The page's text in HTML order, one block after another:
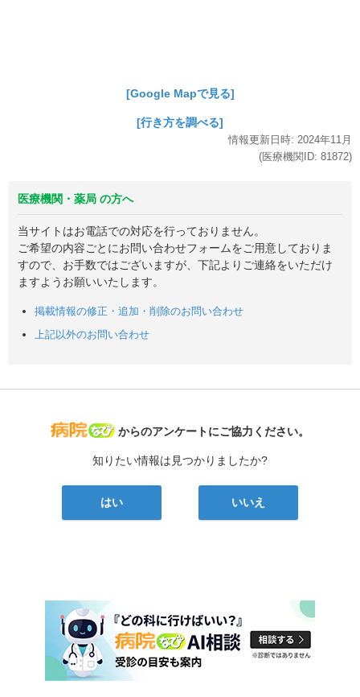
[Google Mapで見る]
[行き方を調べる]
情報更新日時: 2024年11月
(医療機関ID: 81872)
医療機関・薬局 の方へ
当サイトはお電話での対応を行っておりません。
ご希望の内容ごとにお問い合わせフォームをご用意しておりま
すので、お手数ではございますが、下記よりご連絡をいただけ
ますようお願いいたします。
掲載情報の修正・追加・削除のお問い合わせ
上記以外のお問い合わせ
病院なび
からのアンケートにご協力ください。
知りたい情報は見つかりましたか?
はい いいえ